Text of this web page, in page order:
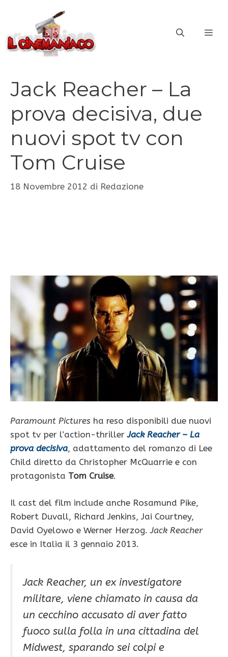
contenuto
Jack Reacher – La
prova decisiva, due
nuovi spot tv con
Tom Cruise
18 Novembre 2012 di Redazione
Paramount Pictures ha reso disponibili due nuovi
spot tv per l’action-thrillerJack Reacher – La
prova decisiva, adattamento del romanzo di Lee
Child diretto da Christopher McQuarrie e con
protagonista Tom Cruise.
Il cast del film include anche Rosamund Pike,
Robert Duvall, Richard Jenkins, Jai Courtney,
David Oyelowo e Werner Herzog.Jack Reacher
esce in Italia il 3 gennaio 2013.
Jack Reacher, un ex investigatore
militare, viene chiamato in causa da
un cecchino accusato di aver fatto
fuoco sulla folla in una cittadina del
Midwest, sparando sei colpi e